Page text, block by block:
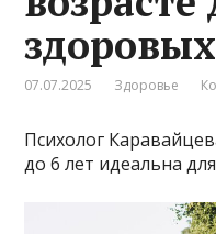
07.07.2025 Здоровье
Психолог
до 6 лет идеальна